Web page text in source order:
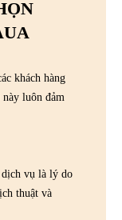
khách hàng
luôn đảm
dịch vụ là lý do
thuật và